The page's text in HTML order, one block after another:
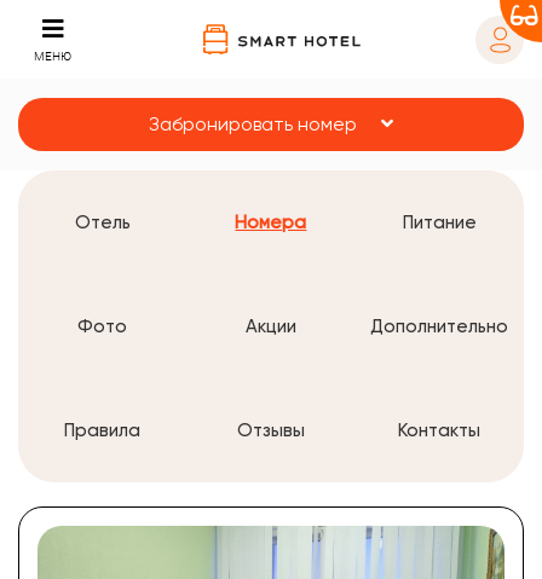
МЕНЮ
Забронировать номер
Отель Номера Питание
Фото Акции Дополнительно
Правила Отзывы Контакты